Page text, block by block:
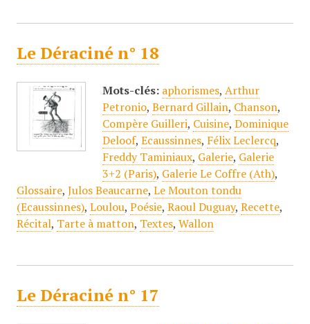
Le Déraciné n° 18
Mots-clés: aphorismes, Arthur
Petronio, Bernard Gillain, Chanson,
Compère Guilleri, Cuisine, Dominique
Deloof, Ecaussinnes, Félix Leclercq,
Freddy Taminiaux, Galerie, Galerie
3+2 (Paris), Galerie Le Coffre (Ath),
Glossaire, Julos Beaucarne, Le Mouton tondu
(Ecaussinnes), Loulou, Poésie, Raoul Duguay, Recette,
Récital, Tarte à matton, Textes, Wallon
Le Déraciné n° 17